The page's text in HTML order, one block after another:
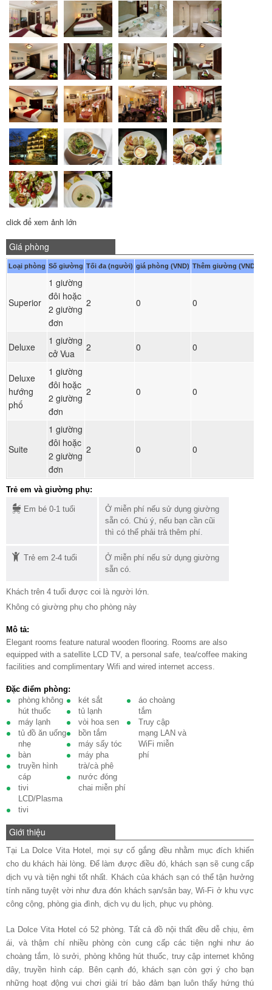
click để xem ảnh lớn
Giá phòng
Loại phòng Số giường Tối đa (người) giá phòng (VND) Thêm giường (VND)
Superior
1 giường
đôi hoặc
2 giường
đơn
2 0 0
Deluxe
1 giường
cở Vua
2 0 0
Deluxe
hướng
phố
1 giường
đôi hoặc
2 giường
đơn
2 0 0
Suite
1 giường
đôi hoặc
2 giường
đơn
2 0 0
Trẻ em và giường phụ:
Em bé 0-1 tuổi
Ở miễn phí nếu sử dụng giường
sẵn có. Chú ý, nếu bạn cần cũi
thì có thể phải trả thêm phí.
Trẻ em 2-4 tuổi
Ở miễn phí nếu sử dụng giường
sẵn có.
Khách trên 4 tuổi được coi là người lớn.
Không có giường phụ cho phòng này
Mô tả:
Elegant rooms feature natural wooden flooring. Rooms are also
equipped with a satellite LCD TV, a personal safe, tea/coffee making
facilities and complimentary Wifi and wired internet access.
Đặc điểm phòng:
phòng không
hút thuốc
máy lạnh
tủ đồ ăn uống
nhẹ
bàn
truyền hình
cáp
tivi
LCD/Plasma
tivi
két sắt
tủ lạnh
vòi hoa sen
bồn tắm
máy sấy tóc
máy pha
trà/cà phê
nước đóng
chai miễn phí
áo choàng
tắm
Truy cập
mạng LAN và
WiFi miễn
phí
Giới thiệu
Tại La Dolce Vita Hotel, mọi sự cố gắng đều nhằm mục đích khiến
cho du khách hài lòng. Để làm được điều đó, khách sạn sẽ cung cấp
dịch vụ và tiện nghi tốt nhất. Khách của khách sạn có thể tận hưởng
tính năng tuyệt vời như đưa đón khách sạn/sân bay, Wi-Fi ở khu vực
công cộng, phòng gia đình, dịch vụ du lịch, phục vụ phòng.
La Dolce Vita Hotel có 52 phòng. Tất cả đồ nội thất đều dễ chịu, êm
ái, và thậm chí nhiều phòng còn cung cấp các tiện nghi như áo
choàng tắm, lò sưởi, phòng không hút thuốc, truy cập internet không
dây, truyền hình cáp. Bên cạnh đó, khách sạn còn gợi ý cho bạn
những hoạt động vui chơi giải trí bảo đảm bạn luôn thấy hứng thú